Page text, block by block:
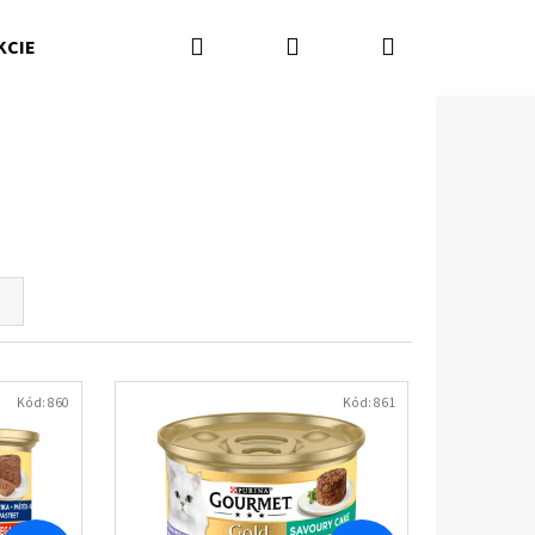
Kamenná predajňa Kontakty
Hľadať PrihlásenieNákupný
Kód:860 Kód:861
Nasledujúce